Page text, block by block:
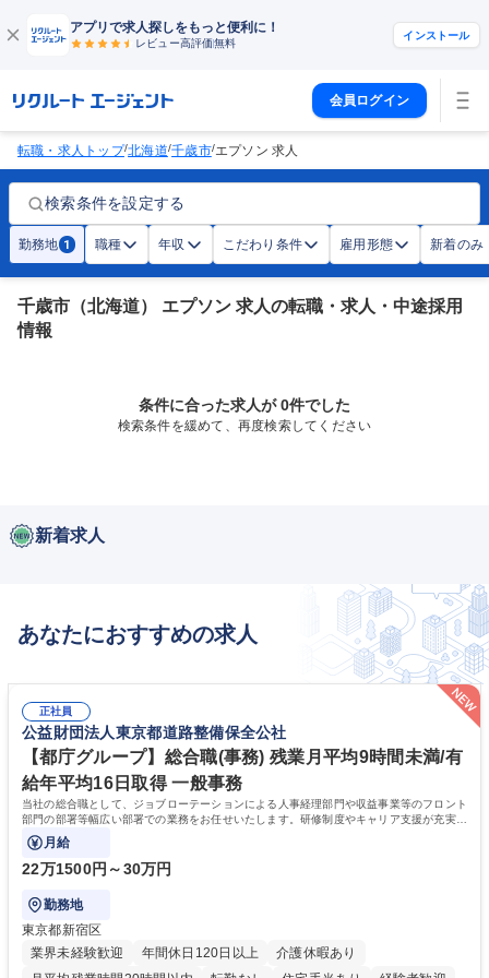
アプリで求人探しをもっと便利に！
レビュー高評価無料
インストール
会員ログイン
転職・求人トップ/北海道/千歳市/エプソン 求人
検索条件を設定する
勤務地 1 職種 年収 こだわり条件 雇用形態 新着のみ
千歳市（北海道） エプソン 求人の転職・求人・中途採用
情報
条件に合った求人が 0件でした
検索条件を緩めて、再度検索してください
新着求人
あなたにおすすめの求人
正社員
公益財団法人東京都道路整備保全公社
【都庁グループ】総合職(事務) 残業月平均9時間未満/有
給年平均16日取得 一般事務
当社の総合職として、ジョブローテーションによる人事経理部門や収益事業等のフロント
部門の部署等幅広い部署での業務をお任せいたします。研修制度やキャリア支援が充実し
ております！ ※下記業務詳細
月給
22万1500円～30万円
勤務地
東京都新宿区
業界未経験歓迎
年間休日120日以上
介護休暇あり